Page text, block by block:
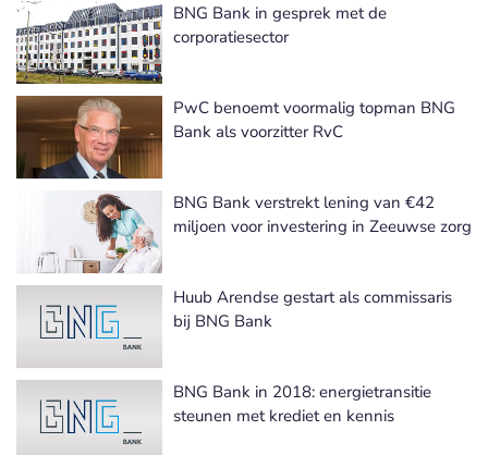
BNG Bank in gesprek met de
corporatiesector
PwC benoemt voormalig topman BNG
Bank als voorzitter RvC
BNG Bank verstrekt lening van €42
miljoen voor investering in Zeeuwse zorg
Huub Arendse gestart als commissaris
bij BNG Bank
BNG Bank in 2018: energietransitie
steunen met krediet en kennis